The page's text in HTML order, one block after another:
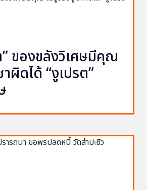
ของขลังวิเศษมีคุณ
ผิดได้ “งูเปรต”